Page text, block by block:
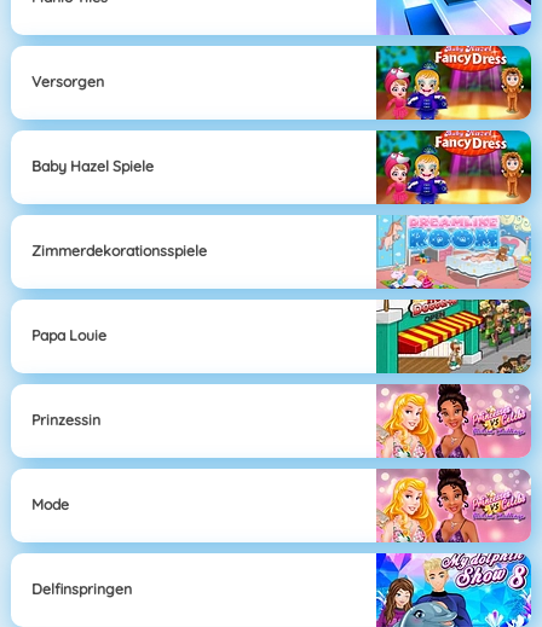
Versorgen
Baby Hazel Spiele
Zimmerdekorationsspiele
Papa Louie
Prinzessin
Mode
Delfinspringen